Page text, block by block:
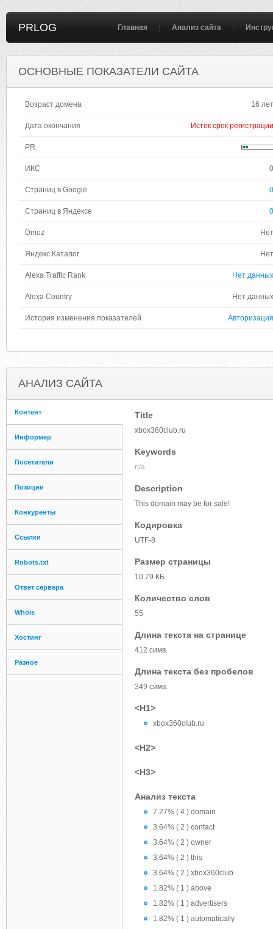
PRLOG Главная Анализ сайта
ОСНОВНЫЕ ПОКАЗАТЕЛИ САЙТА
Возраст домена 16 лет
Дата окончания Истек срок регистрации
PR
ИКС 0
Страниц в Google 0
Страниц в Яндексе 0
Dmoz Нет
Яндекс Каталог Нет
Alexa Traffic Rank Нет данных
Alexa Country Нет данных
История изменения показателей Авторизация
АНАЛИЗ САЙТА
Контент
Информер
Посетители
Позиции
Конкуренты
Ссылки
Robots.txt
Ответ сервера
Whois
Хостинг
Разное
Title
xbox360club.ru
Keywords
n/a
Description
This domain may be for sale!
Кодировка
UTF-8
Размер страницы
10.79 КБ
Количество слов
55
Длина текста на странице
412 симв.
Длина текста без пробелов
349 симв.
<H1>
xbox360club.ru
<H2>
<H3>
Анализ текста
7.27% ( 4 ) domain
3.64% ( 2 ) contact
3.64% ( 2 ) owner
3.64% ( 2 ) this
3.64% ( 2 ) xbox360club
1.82% ( 1 ) above
1.82% ( 1 ) advertisers
1.82% ( 1 ) automatically